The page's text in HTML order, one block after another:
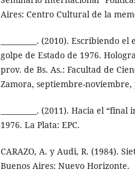
Aires: Centro Cultural de la
__________. (2010).
golpe de Estado de 1976.
prov. de Bs. As.: Facultad de
Zamora, septiembre-noviembre,
__________. (2011). Hacia el
1976. La Plata: EPC.
CARAZO, A. y Audi, R. (1984).
Buenos Aires: Nuevo Horizonte.